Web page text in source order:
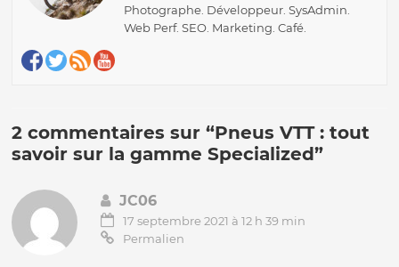
Photographe. Développeur. SysAdmin.
Web Perf. SEO. Marketing. Café.
2 commentaires sur “Pneus VTT : tout
savoir sur la gamme Specialized”
JC06
17 septembre 2021 à 12 h 39 min
Permalien